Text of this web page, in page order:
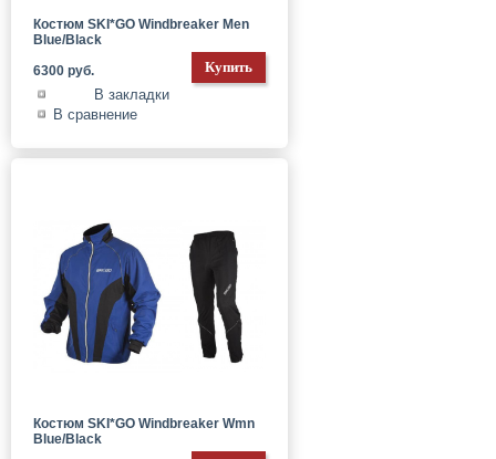
Костюм SKI*GO Windbreaker Men
Blue/Black
6300 руб.
В закладки
В сравнение
Костюм SKI*GO Windbreaker Wmn
Blue/Black